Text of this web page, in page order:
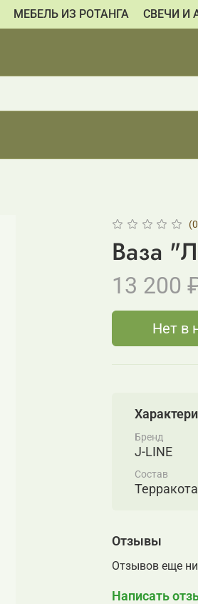
МЕБЕЛЬ ИЗ РОТАНГА СВЕЧИ И
Ваза
13 200
Нет в
Бренд
J-LINE
Состав
Терракота
Отзывы
Отзывов еще
Написать